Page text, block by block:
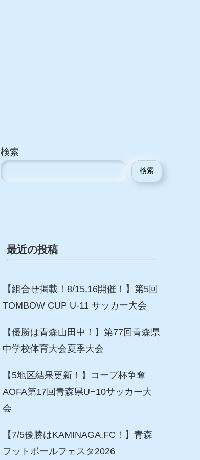
検索
検索
最近の投稿
【組合せ掲載！8/15,16開催！】第5回
TOMBOW CUP U-11 サッカー大会
【優勝は青森山田中！】第77回青森県
中学校体育大会夏季大会
【5地区結果更新！】コープ杯争奪
AOFA第17回青森県U−10サッカー大
会
【7/5優勝はKAMINAGA.FC！】青森
フットボールフェスタ2026